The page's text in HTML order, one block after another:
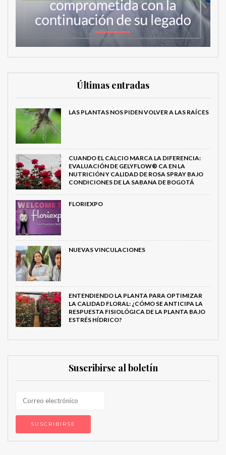
Últimas entradas
LAS PLANTAS NOS PIDEN VOLVER A LAS RAÍCES
CUANDO EL CALCIO MARCA LA DIFERENCIA:
EVALUACIÓN DE GELYFLOW® CA EN LA
NUTRICIÓN Y CALIDAD DE ROSA SPRAY BAJO
CONDICIONES DE LA SABANA DE BOGOTÁ
FLORIEXPO
NUEVAS VINCULACIONES
ENTENDIENDO LA PLANTA PARA OPTIMIZAR
LA CALIDAD FLORAL: ¿CÓMO SE ANTICIPA LA
RESPUESTA FISIOLÓGICA DE LA PLANTA BAJO
ESTRÉS HÍDRICO?
Suscribirse al boletín